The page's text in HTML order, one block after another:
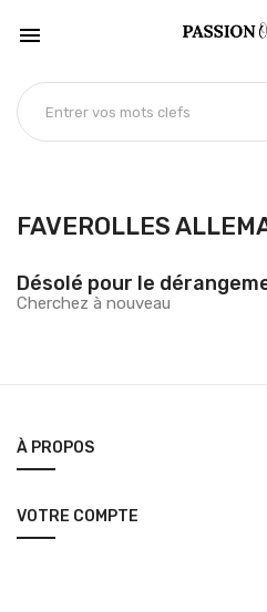

FAVEROLLES
Désolé pour le
Cherchez à nouveau
À PROPOS
VOTRE COMPTE